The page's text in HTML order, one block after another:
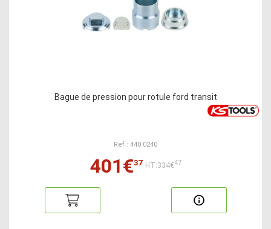
Bague de pression pour rotule ford transit
Ref : 440.0240
401€37 HT:334€47